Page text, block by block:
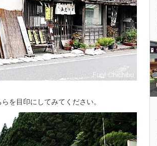
を目印にしてみてください。